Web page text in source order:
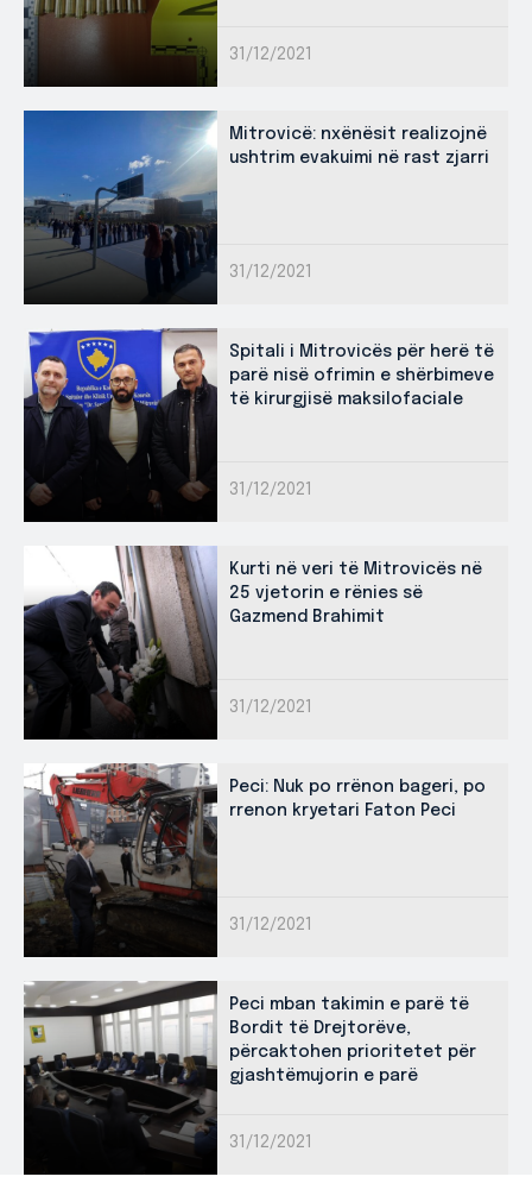
31/12/2021
Mitrovicë: nxënësit realizojnë
ushtrim evakuimi në rast zjarri
31/12/2021
Spitali i Mitrovicës për herë të
parë nisë ofrimin e shërbimeve
të kirurgjisë maksilofaciale
31/12/2021
Kurti në veri të Mitrovicës në
25 vjetorin e rënies së
Gazmend Brahimit
31/12/2021
Peci: Nuk po rrënon bageri, po
rrenon kryetari Faton Peci
31/12/2021
Peci mban takimin e parë të
Bordit të Drejtorëve,
përcaktohen prioritetet për
gjashtëmujorin e parë
31/12/2021